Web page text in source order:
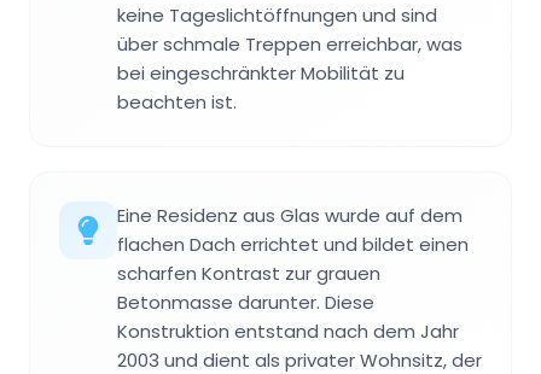
keine Tageslichtöffnungen und sind
über schmale Treppen erreichbar, was
bei eingeschränkter Mobilität zu
beachten ist.
Eine Residenz aus Glas wurde auf dem
flachen Dach errichtet und bildet einen
scharfen Kontrast zur grauen
Betonmasse darunter. Diese
Konstruktion entstand nach dem Jahr
2003 und dient als privater Wohnsitz, der